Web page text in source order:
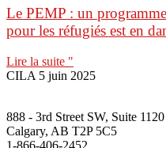
Le PEMP : un
pour les réfugiés est en
Lire la suite "
CILA 5 juin 2025
888 - 3rd Street SW, Suite 1120
Calgary, AB T2P 5C5
1-866-406-2452